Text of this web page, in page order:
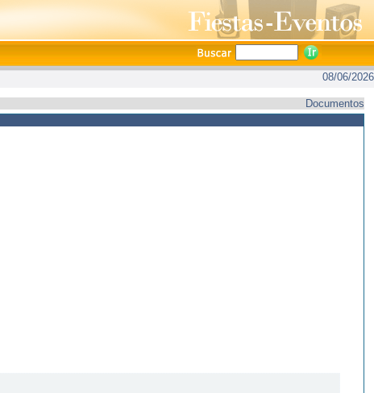
08/06/2026
Documentos